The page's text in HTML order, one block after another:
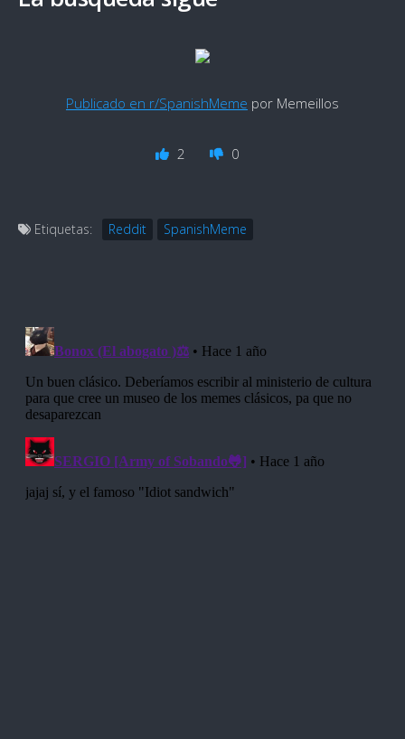
Publicado en r/SpanishMeme por Memeillos
2 0
Etiquetas: Reddit SpanishMeme